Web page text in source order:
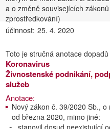
a o změně souvisejících
zprostředkování)
účinnost: 25. 4. 2020
Toto je stručná anotace
Koronavirus
Živnostenské podnikání,
služeb
Anotace:
Nový zákon č. 39/2020 Sb.,
od března 2020, mimo jiné:
stanovil dosud neexistující